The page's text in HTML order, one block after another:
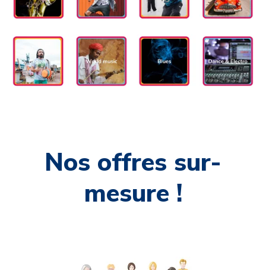
Nos offres sur-
mesure !